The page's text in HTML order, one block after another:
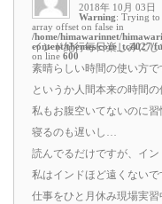
2018年 10月 03日
Warning: Trying to
array offset on false in
/home/himawarinnet/
content/themes/core_tcd027/
on line 600
インド紀行毎日楽しみにし
素晴らしい時間の使い方で
というか人間本来の時間の
私もお腹空いてないのに
寝るのも遅いし…
読んでるだけですが、イ
私はインドほど遠くないで
仕事をひと月休み現場実習